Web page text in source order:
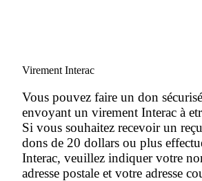
Virement Interac
Vous pouvez faire un don
envoyant un virement Interac à
Si vous souhaitez recevoir un
dons de 20 dollars ou plus
Interac, veuillez indiquer votre
adresse postale et votre adresse